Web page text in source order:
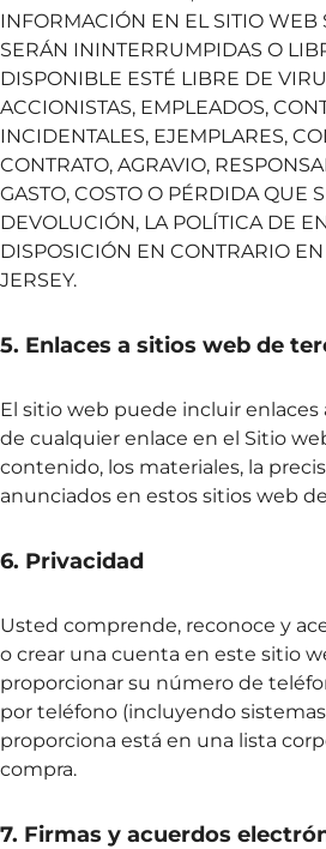
INFORMACIÓN EN EL SITIO WEB
SERÁN ININTERRUMPIDAS O
DISPONIBLE ESTÉ LIBRE DE
ACCIONISTAS, EMPLEADOS,
INCIDENTALES, EJEMPLARES,
CONTRATO, AGRAVIO,
GASTO, COSTO O PÉRDIDA QUE
DEVOLUCIÓN, LA POLÍTICA DE
DISPOSICIÓN EN CONTRARIO
JERSEY.
5. Enlaces a sitios web de
El sitio web puede incluir
de cualquier enlace en el Sitio
contenido, los materiales, la
anunciados en estos sitios web
6. Privacidad
Usted comprende, reconoce y
o crear una cuenta en este sitio
proporcionar su número de
por teléfono (incluyendo
proporciona está en una lista
compra.
7. Firmas y acuerdos